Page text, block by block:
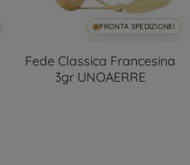
PRONTA SPEDIZIONE!
Fede Classica Francesina
3gr UNOAERRE